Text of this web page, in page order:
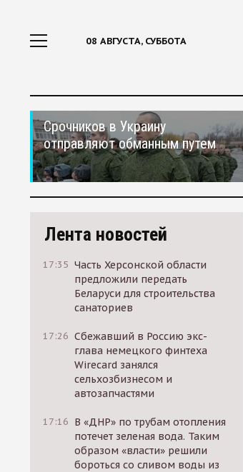
08 АВГУСТА, СУББОТА
Срочников в Украину
отправляют обманным путем
Лента новостей
17:35 Часть Херсонской области
предложили передать
Беларуси для строительства
санаториев
17:26 Сбежавший в Россию экс-
глава немецкого финтеха
Wirecard занялся
сельхозбизнесом и
автозапчастями
17:16 В «ДНР» по трубам отопления
потечет зеленая вода. Таким
образом «власти» решили
бороться со сливом воды из